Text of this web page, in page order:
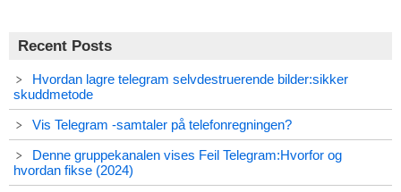
Recent Posts
Hvordan lagre telegram selvdestruerende bilder:sikker
skuddmetode
Vis Telegram -samtaler på telefonregningen?
Denne gruppekanalen vises Feil Telegram:Hvorfor og
hvordan fikse (2024)